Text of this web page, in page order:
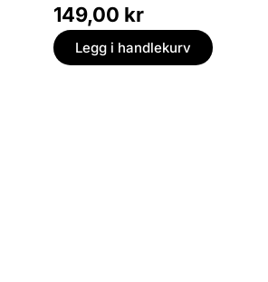
149,00 kr
Legg i handlekurv